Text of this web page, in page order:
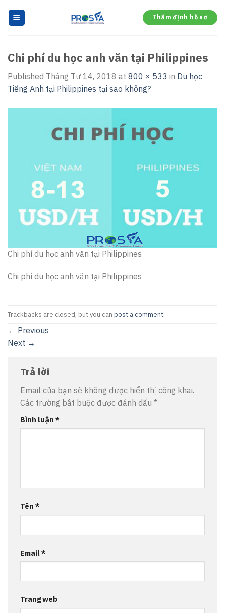
Thẩm định hồ sơ
Chi phí du học anh văn tại Philippines
Published Tháng Tư 14, 2018 at 800 × 533 in Du học
Tiếng Anh tại Philippines tại sao không?
Chi phí du học anh văn tại Philippines
Chi phí du học anh văn tại Philippines
Trackbacks are closed, but you can post a comment.
← Previous
Next →
Trả lời
Email của bạn sẽ không được hiển thị công khai.
Các trường bắt buộc được đánh dấu *
Bình luận *
Tên *
Email*
Trang web